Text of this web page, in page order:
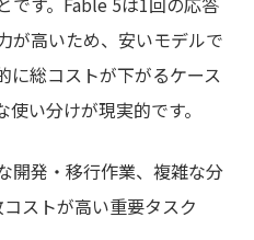
が高いため、安いモデルで
に総コストが下がるケース
い分けが現実的です。
開発・移行作業、複雑な分
ストが高い重要タスク